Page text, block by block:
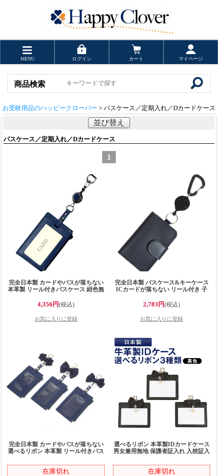
MENU ログイン カート マイページ
商品検索
お受験用品のハッピークローバー > パスケース／定期入れ／Dカードケース
並び替え
パスケース／定期入れ／Dカードケース
1
完全日本製 カードやパスが落ちない
本革製 リール付きパスケース 紺色無
用 定期入れ 通学用 長持ち 丈夫 子ど
4,356円(税込)
完全日本製 パスケース&キーケース
ICカードが落ちない リール付き 子
ども
2,783円(税込)
完全日本製 カードやパスが落ちない
選べるリボン 本革製 リール付きパス
入れ付き 子供用 定期入れ 通学用 長
持ち 丈夫 子ども
在庫切れ
選べるリボン 本革製IDカードケース
男女兼用無地 保護者証入れ 入校証入
定期入れ 通学用
在庫切れ